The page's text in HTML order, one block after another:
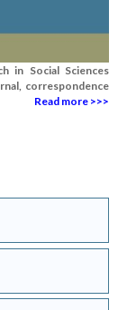
in Social Sciences
correspondence
Read more >>>